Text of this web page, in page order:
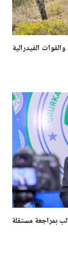
الفيدرالية
بمراجعة مستقلة